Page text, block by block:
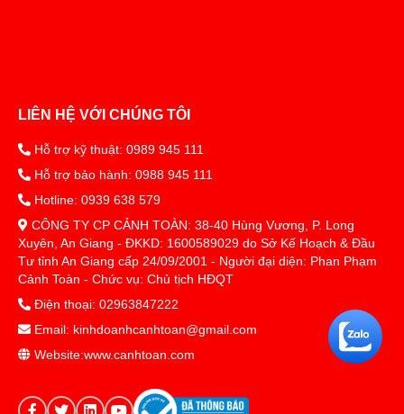
LIÊN HỆ VỚI CHÚNG TÔI
Hỗ trợ kỹ thuật: 0989 945 111
Hỗ trợ bảo hành: 0988 945 111
Hotline: 0939 638 579
CÔNG TY CP CẢNH TOÀN: 38-40 Hùng Vương, P. Long
Xuyên, An Giang - ĐKKD: 1600589029 do Sở Kế Hoạch & Đầu
Tư tỉnh An Giang cấp 24/09/2001 - Người đại diện: Phan Phạm
Cảnh Toàn - Chức vụ: Chủ tịch HĐQT
Điện thoại: 02963847222
Email: kinhdoanhcanhtoan@gmail.com
Website:www.canhtoan.com